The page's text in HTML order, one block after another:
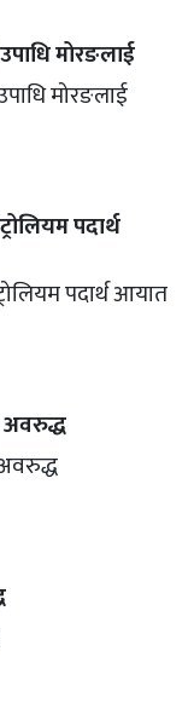
उपाधि मोरङलाई
मोरङलाई
पदार्थ
पदार्थ आयात
अवरुद्ध